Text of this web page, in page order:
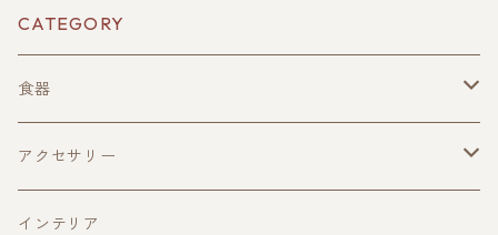
CATEGORY
食器
酒器
ぐい呑み(寄木造)
皿
アクセサリー
ペンダント
インテリア